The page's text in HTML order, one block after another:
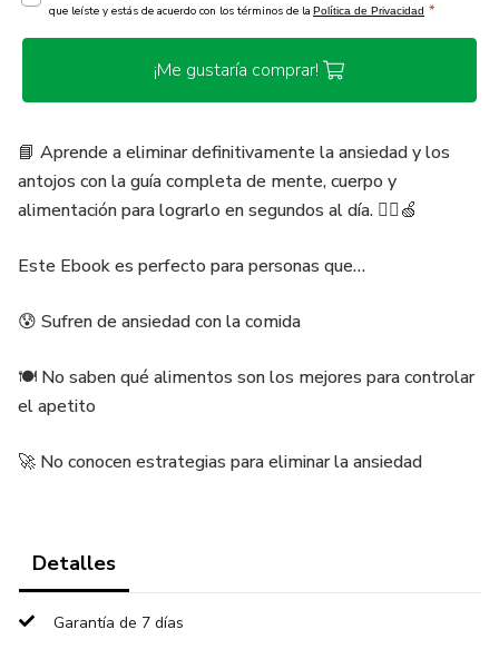
que leíste y estás de acuerdo con los términos de la Política de Privacidad *
¡Me gustaría comprar!
📘 Aprende a eliminar definitivamente la ansiedad y los
antojos con la guía completa de mente, cuerpo y
alimentación para lograrlo en segundos al día. 🧘‍♂️🍏
Este Ebook es perfecto para personas que…
😰 Sufren de ansiedad con la comida
🍽️ No saben qué alimentos son los mejores para controlar
el apetito
🚀 No conocen estrategias para eliminar la ansiedad
Detalles
Garantía de 7 días